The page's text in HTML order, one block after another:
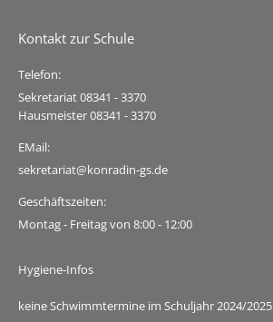
Kontakt zur Schule
Telefon:
Sekretariat 08341 - 3370
Hausmeister 08341 - 3370
EMail:
sekretariat@konradin-gs.de
Geschäftszeiten:
Montag - Freitag von 8:00 - 12:00
Hygiene-Infos
keine Schwimmtermine im Schuljahr 2024/2025